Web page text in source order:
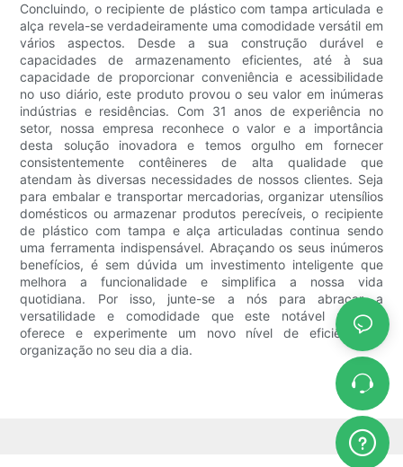
Concluindo, o recipiente de plástico com tampa articulada e
alça revela-se verdadeiramente uma comodidade versátil em
vários aspectos. Desde a sua construção durável e
capacidades de armazenamento eficientes, até à sua
capacidade de proporcionar conveniência e acessibilidade
no uso diário, este produto provou o seu valor em inúmeras
indústrias e residências. Com 31 anos de experiência no
setor, nossa empresa reconhece o valor e a importância
desta solução inovadora e temos orgulho em fornecer
consistentemente contêineres de alta qualidade que
atendam às diversas necessidades de nossos clientes. Seja
para embalar e transportar mercadorias, organizar utensílios
domésticos ou armazenar produtos perecíveis, o recipiente
de plástico com tampa e alça articuladas continua sendo
uma ferramenta indispensável. Abraçando os seus inúmeros
benefícios, é sem dúvida um investimento inteligente que
melhora a funcionalidade e simplifica a nossa vida
quotidiana. Por isso, junte-se a nós para abraçar a
versatilidade e comodidade que este notável produto
oferece e experimente um novo nível de eficiência e
organização no seu dia a dia.